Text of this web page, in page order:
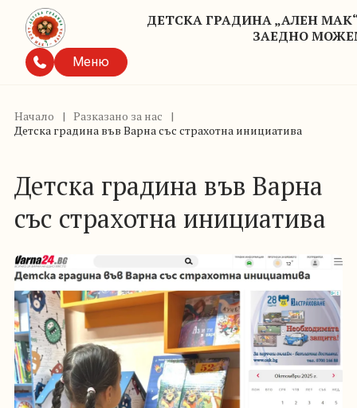
ДЕТСКА ГРАДИНА „АЛЕН
ЗАЕДНО
Меню
Начало | Разказано за нас
|
Детска градина във Варна със страхотна инициатива
Детска градина във Варна
със страхотна инициатива